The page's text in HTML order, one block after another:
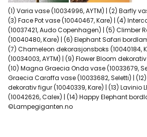
(1) Varia vase (10034996, AYTM) | (2) Barfly
(3) Face Pot vase (10040467, Kare) | (4)
(10037421, Audo Copenhagen) | (5) Climber
(10040480, Kare) | (6) Elephant Safari
(7) Chameleon dekorasjonsboks (10040184,
(10034003, AYTM) | (9) Flower Bloom
(10) Magna Graecia Onda vase (10033679,
Graecia Caraffa vase (10033682, Seletti) |
dekorativ figur (10040339, Kare) | (13) Lavinio
(10042626, Calex) | (14) Happy Elephant
©Lampegiganten.no